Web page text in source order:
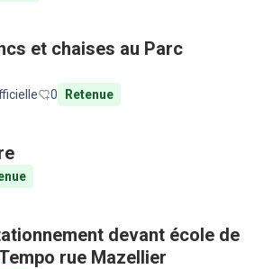
et chaises au Parc
0 Retenue
devant école de
rue Mazellier